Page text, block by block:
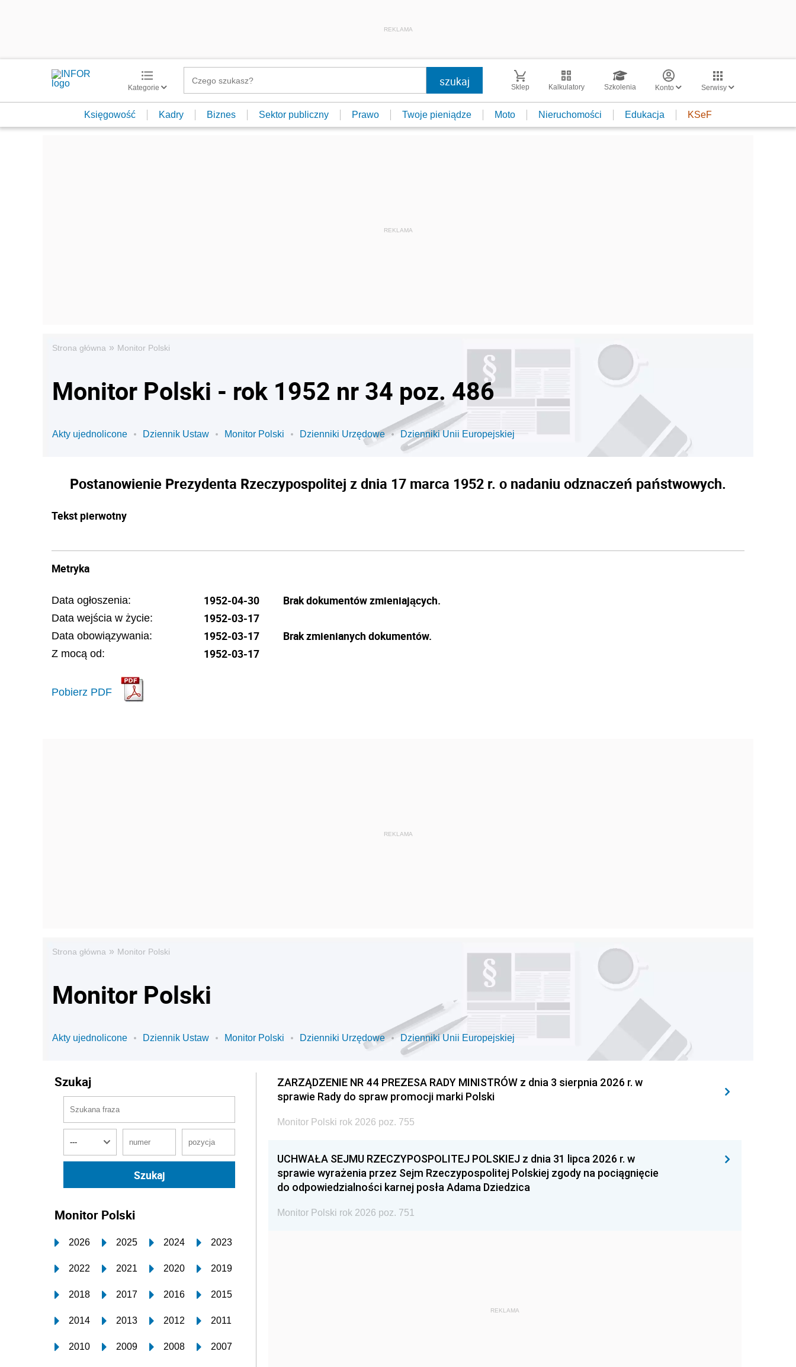
REKLAMA
Kategorie Sklep Kalkulatory Szkolenia Konto Serwisy
Księgowość Kadry Biznes Sektor publiczny Prawo Twoje pieniądze Moto Nieruchomości Edukacja KSeF
Strona główna » Monitor Polski
Monitor Polski - rok 1952 nr 34 poz. 486
Akty ujednolicone Dziennik Ustaw Monitor Polski Dzienniki Urzędowe Dzienniki Unii Europejskiej
Postanowienie Prezydenta Rzeczypospolitej z dnia 17 marca 1952 r. o nadaniu odznaczeń państwowych.
Tekst pierwotny
Metryka
Data ogłoszenia: 1952-04-30
Data wejścia w życie: 1952-03-17
Data obowiązywania: 1952-03-17
Z mocą od: 1952-03-17
Pobierz PDF
Brak dokumentów zmieniających.
Brak zmienianych dokumentów.
Strona główna » Monitor Polski
Monitor Polski
Akty ujednolicone Dziennik Ustaw Monitor Polski Dzienniki Urzędowe Dzienniki Unii Europejskiej
Szukaj
Monitor Polski
2026 2025 2024 2023
2022 2021 2020 2019
2018 2017 2016 2015
2014 2013 2012 2011
2010 2009 2008 2007
ZARZĄDZENIE NR 44 PREZESA RADY MINISTRÓW z dnia 3 sierpnia 2026 r. w
sprawie Rady do spraw promocji marki Polski
Monitor Polski rok 2026 poz. 755
UCHWAŁA SEJMU RZECZYPOSPOLITEJ POLSKIEJ z dnia 31 lipca 2026 r. w
sprawie wyrażenia przez Sejm Rzeczypospolitej Polskiej zgody na pociągnięcie
do odpowiedzialności karnej posła Adama Dziedzica
Monitor Polski rok 2026 poz. 751
REKLAMA